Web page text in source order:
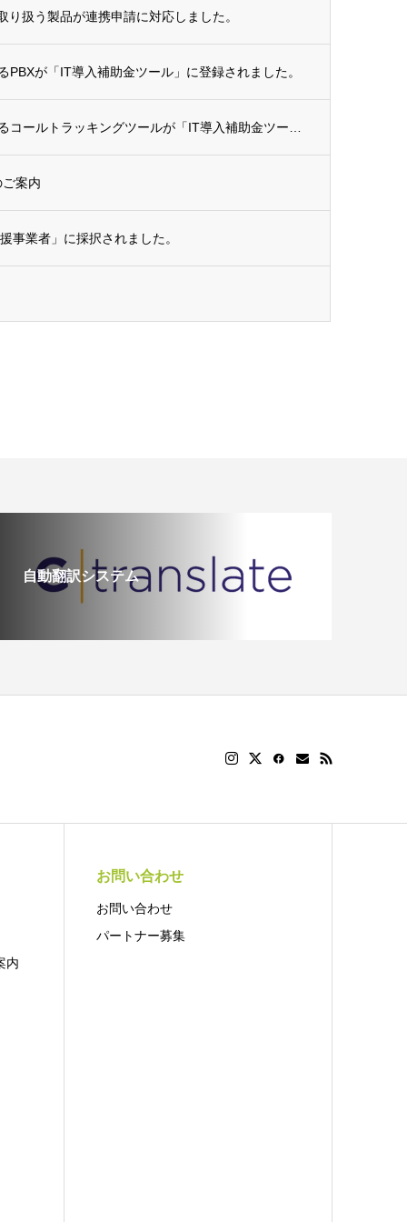
扱う製品が連携申請に対応しました。
が「IT導入補助金ツール」に登録されました。
当社が販売・導入代理店として提供するコールトラッキングツールが「IT導入補助金ツール」...
案内
業者」に採択されました。
自動翻訳システム
内
お問い合わせ
お問い合わせ
パートナー募集